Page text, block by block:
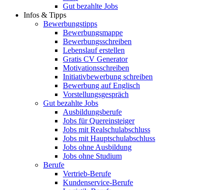
Gut bezahlte Jobs
Infos & Tipps
Bewerbungstipps
Bewerbungsmappe
Bewerbungsschreiben
Lebenslauf erstellen
Gratis CV Generator
Motivationsschreiben
Initiativbewerbung schreiben
Bewerbung auf Englisch
Vorstellungsgespräch
Gut bezahlte Jobs
Ausbildungsberufe
Jobs für Quereinsteiger
Jobs mit Realschulabschluss
Jobs mit Hauptschulabschluss
Jobs ohne Ausbildung
Jobs ohne Studium
Berufe
Vertrieb-Berufe
Kundenservice-Berufe